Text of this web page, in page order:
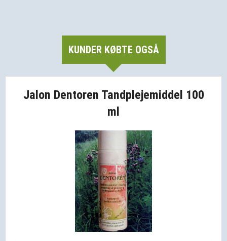
KUNDER KØBTE OGSÅ
Jalon Dentoren Tandplejemiddel 100
ml